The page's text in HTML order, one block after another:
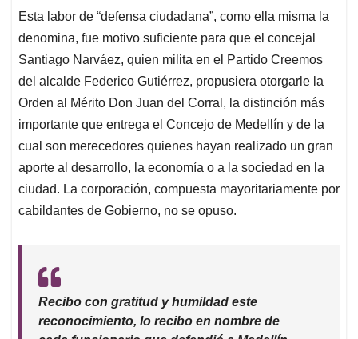
Esta labor de “defensa ciudadana”, como ella misma la
denomina, fue motivo suficiente para que el concejal
Santiago Narváez, quien milita en el Partido Creemos
del alcalde Federico Gutiérrez, propusiera otorgarle la
Orden al Mérito Don Juan del Corral, la distinción más
importante que entrega el Concejo de Medellín y de la
cual son merecedores quienes hayan realizado un gran
aporte al desarrollo, la economía o a la sociedad en la
ciudad. La corporación, compuesta mayoritariamente por
cabildantes de Gobierno, no se opuso.
Recibo con gratitud y humildad este
reconocimiento, lo recibo en nombre de